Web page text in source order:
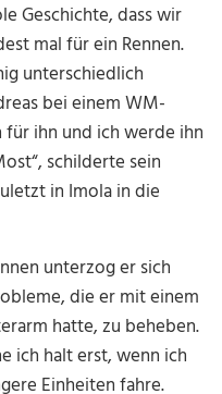
Geschichte, dass wir
mal für ein Rennen.
unterschiedlich
bei einem WM-
für ihn und ich werde ihn
schilderte sein
in Imola in die
unterzog er sich
die er mit einem
hatte, zu beheben.
ich halt erst, wenn ich
Einheiten fahre.